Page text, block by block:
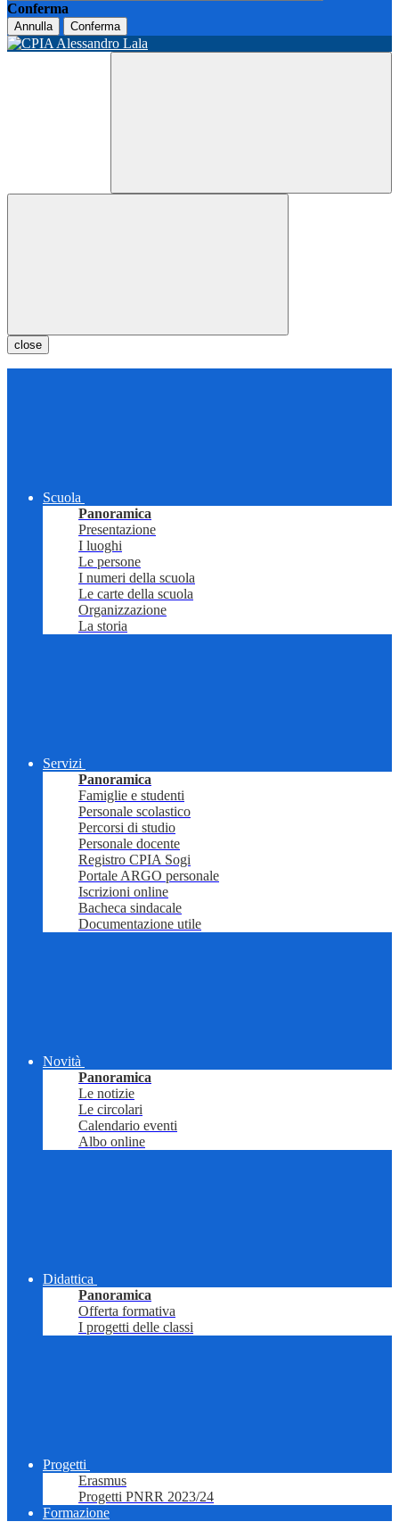
Conferma
Annulla Conferma
close
Scuola
Panoramica
Presentazione
I luoghi
Le persone
I numeri della scuola
Le carte della scuola
Organizzazione
La storia
Servizi
Panoramica
Famiglie e studenti
Personale scolastico
Percorsi di studio
Personale docente
Registro CPIA Sogi
Portale ARGO personale
Iscrizioni online
Bacheca sindacale
Documentazione utile
Novità
Panoramica
Le notizie
Le circolari
Calendario eventi
Albo online
Didattica
Panoramica
Offerta formativa
I progetti delle classi
Progetti
Erasmus
Progetti PNRR 2023/24
Formazione